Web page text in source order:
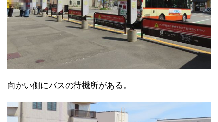
向かい側にバスの待機所がある。